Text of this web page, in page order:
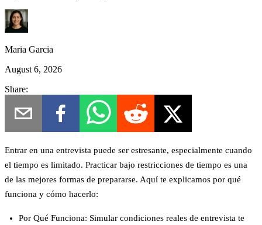
Maria Garcia
August 6, 2026
Share:
Entrar en una entrevista puede ser estresante, especialmente cuando
el tiempo es limitado. Practicar bajo restricciones de tiempo es una
de las mejores formas de prepararse. Aquí te explicamos por qué
funciona y cómo hacerlo:
Por Qué Funciona: Simular condiciones reales de entrevista te